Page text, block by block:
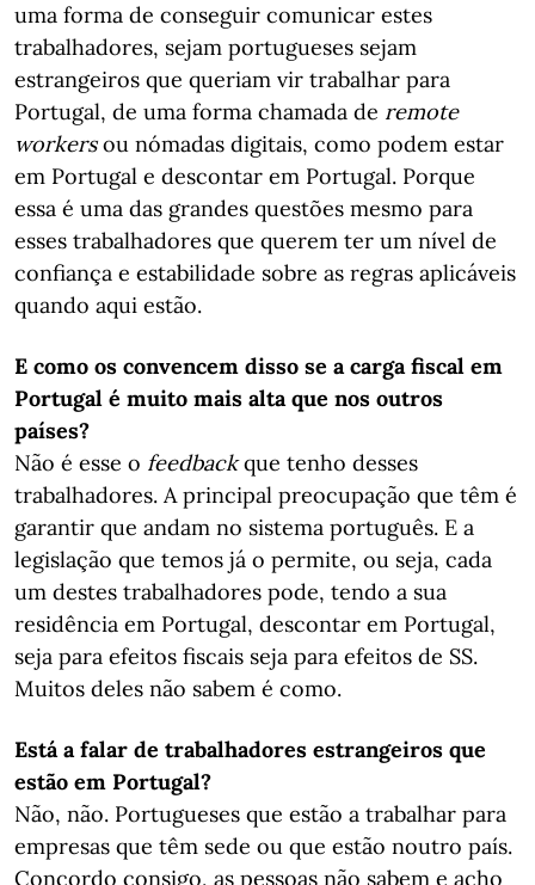
uma forma de conseguir comunicar estes
trabalhadores, sejam portugueses sejam
estrangeiros que queriam vir trabalhar para
Portugal, de uma forma chamada de remote
workersou nómadas digitais, como podem estar
em Portugal e descontar em Portugal. Porque
essa é uma das grandes questões mesmo para
esses trabalhadores que querem ter um nível de
confiança e estabilidade sobre as regras aplicáveis
quando aqui estão.
E como os convencem disso se a carga fiscal em
Portugal é muito mais alta que nos outros
países?
Não é esse o feedbackque tenho desses
trabalhadores. A principal preocupação que têm é
garantir que andam no sistema português. E a
legislação que temos já o permite, ou seja, cada
um destes trabalhadores pode, tendo a sua
residência em Portugal, descontar em Portugal,
seja para efeitos fiscais seja para efeitos de SS.
Muitos deles não sabem é como.
Está a falar de trabalhadores estrangeiros que
estão em Portugal?
Não, não. Portugueses que estão a trabalhar para
empresas que têm sede ou que estão noutro país.
Concordo consigo, as pessoas não sabem e acho